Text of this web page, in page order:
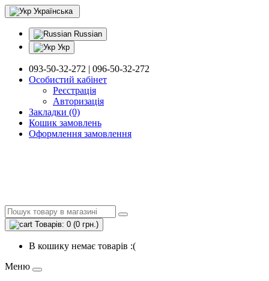
Українська
Russian
Укр
093-50-32-272 | 096-50-32-272
Особистий кабінет
Реєстрація
Авторизація
Закладки (0)
Кошик замовлень
Оформлення замовлення
Товарів: 0 (0 грн.)
В кошику немає товарів :(
Меню